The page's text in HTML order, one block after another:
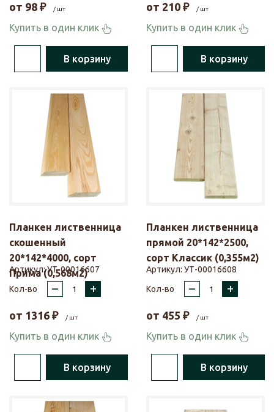
от 98 ₽ / шт
Купить в один клик
В корзину
от 210 ₽ / шт
Купить в один клик
В корзину
Планкен лиственница
скошенный
20*142*4000, сорт
Прима (0,568м2)
Артикул:УТ-00016607
Кол-во
– +
от 1316 ₽ / шт
Купить в один клик
В корзину
Планкен лиственница
прямой 20*142*2500,
сорт Классик (0,355м2)
Артикул: УТ-00016608
Кол-во
– +
от 455 ₽ / шт
Купить в один клик
В корзину